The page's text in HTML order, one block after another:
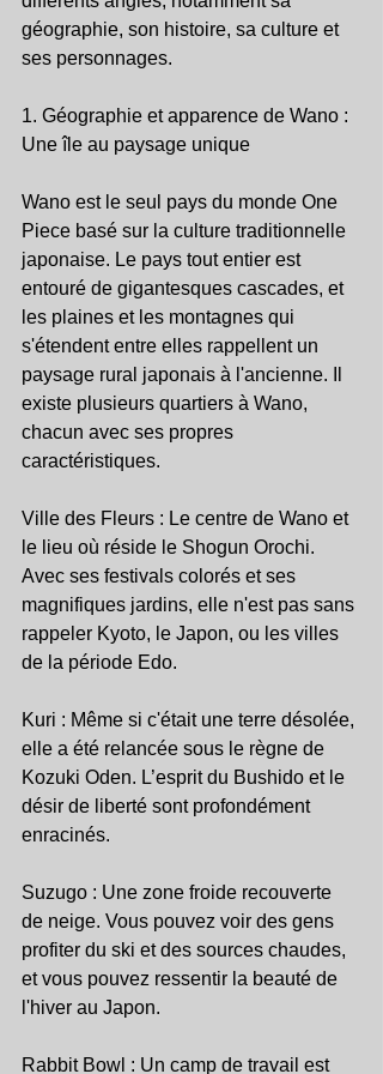
géographie, son histoire, sa culture et
ses personnages.
1. Géographie et apparence de Wano :
Une île au paysage unique
Wano est le seul pays du monde One
Piece basé sur la culture traditionnelle
japonaise. Le pays tout entier est
entouré de gigantesques cascades, et
les plaines et les montagnes qui
s'étendent entre elles rappellent un
paysage rural japonais à l'ancienne. Il
existe plusieurs quartiers à Wano,
chacun avec ses propres
caractéristiques.
Ville des Fleurs : Le centre de Wano et
le lieu où réside le Shogun Orochi.
Avec ses festivals colorés et ses
magnifiques jardins, elle n'est pas sans
rappeler Kyoto, le Japon, ou les villes
de la période Edo.
Kuri : Même si c'était une terre désolée,
elle a été relancée sous le règne de
Kozuki Oden. L’esprit du Bushido et le
désir de liberté sont profondément
enracinés.
Suzugo : Une zone froide recouverte
de neige. Vous pouvez voir des gens
profiter du ski et des sources chaudes,
et vous pouvez ressentir la beauté de
l'hiver au Japon.
Rabbit Bowl : Un camp de travail est